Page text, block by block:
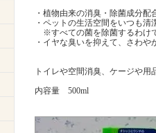
・植物由来の消臭・除菌成分
・ペットの生活空間をいつも清
※すべての菌を除菌するわけ
・イヤな臭いを抑えて、さわ
トイレや空間消臭、ケージや用
内容量 500ml